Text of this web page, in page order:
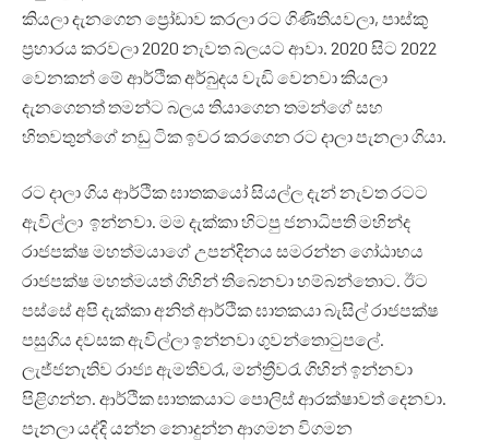
කියලා දැනගෙන ප්‍රෝඩාව කරලා රට ගිණිතියවලා, පාස්කු
ප්‍රහාරය කරවලා 2020 නැවත බලයට ආවා. 2020 සිට 2022
වෙනකන් මේ ආර්ථික අර්බුදය වැඩි වෙනවා කියලා
දැනගෙනත් තමන්ට බලය තියාගෙන තමන්ගේ සහ
හිතවතුන්ගේ නඩු ටික ඉවර කරගෙන රට දාලා පැනලා ගියා.
රට දාලා ගිය ආර්ථික ඝාතකයෝ සියල්ල දැන් නැවත රටට
ඇවිල්ලා ඉන්නවා. මම දැක්කා හිටපු ජනාධිපති මහින්ද
රාජපක්ෂ මහත්මයාගේ උපන්දිනය සමරන්න ගෝඨාභය
රාජපක්ෂ මහත්මයත් ගිහින් තිබෙනවා හම්බන්තොට. ඊට
පස්සේ අපි දැක්කා අනිත් ආර්ථික ඝාතකයා බැසිල් රාජපක්ෂ
පසුගිය දවසක ඇවිල්ලා ඉන්නවා ගුවන්තොටුපලේ.
ලැජ්ජනැතිව රාජ්‍ය ඇමතිවරැ, මන්ත්‍රීවරැ ගිහින් ඉන්නවා
පිළිගන්න. ආර්ථික ඝාතකයාට පොලිස් ආරක්ෂාවත් දෙනවා.
පැනලා යද්දි යන්න නොදුන්න ආගමන විගමන